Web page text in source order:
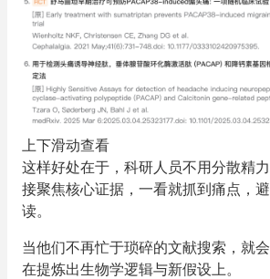
上下滑动查看
这样好处在于，科研人员不用分散精
接聚焦核心证据，一看就抓到痛点，
读。
当他们不再忙于琐碎的文献搜索，就
在提炼出生物学逻辑与新假设上。